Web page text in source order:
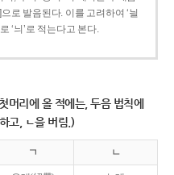
로 발음된다. 이를 고려하여 ‘늴
‘늬’로 적는다고 본다.
머리에 올 적에는, 두음 법칙에
고, ㄴ을 버림.)
ㄱ ㄴ